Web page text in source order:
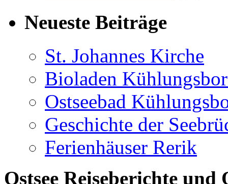
Neueste Beiträge
St. Johannes Kirche
Bioladen
Ostseebad
Geschichte der
Ferienhäuser Rerik
Ostsee Reiseberichte